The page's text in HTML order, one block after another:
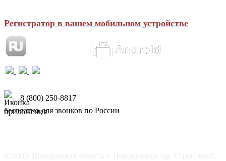
Регистратор в вашем мобильном устройстве
8 (800) 250-8817
бесплатно для звонков по России